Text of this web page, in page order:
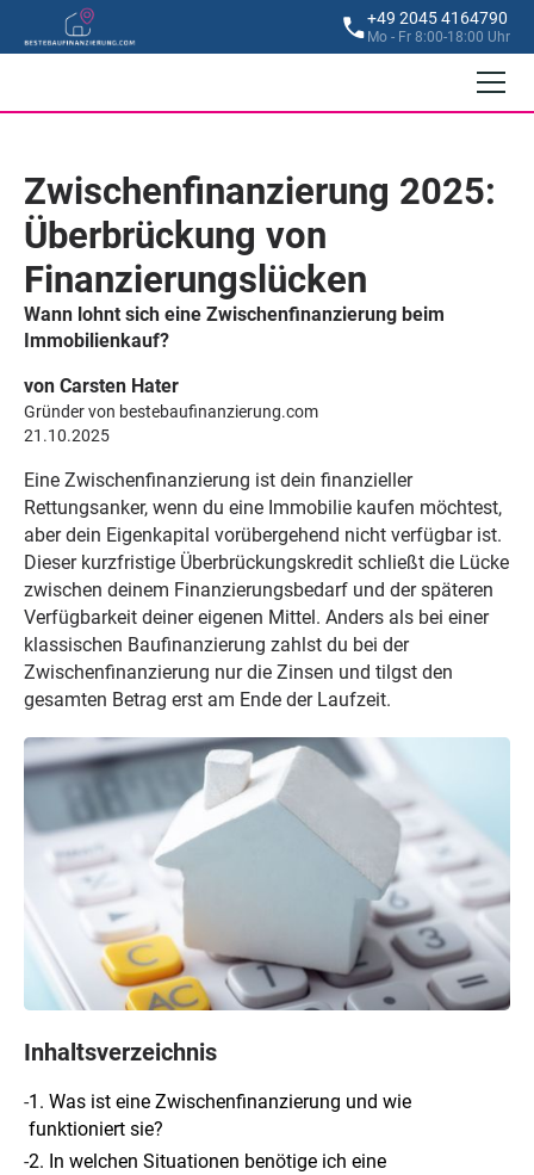
+49 2045 4164790
Mo - Fr 8:00-18:00 Uhr
Zwischenfinanzierung 2025:
Überbrückung von
Finanzierungslücken
Wann lohnt sich eine Zwischenfinanzierung beim
Immobilienkauf?
von Carsten Hater
Gründer von bestebaufinanzierung.com
21.10.2025
Eine Zwischenfinanzierung ist dein finanzieller
Rettungsanker, wenn du eine Immobilie kaufen möchtest,
aber dein Eigenkapital vorübergehend nicht verfügbar ist.
Dieser kurzfristige Überbrückungskredit schließt die Lücke
zwischen deinem Finanzierungsbedarf und der späteren
Verfügbarkeit deiner eigenen Mittel. Anders als bei einer
klassischen Baufinanzierung zahlst du bei der
Zwischenfinanzierung nur die Zinsen und tilgst den
gesamten Betrag erst am Ende der Laufzeit.
Inhaltsverzeichnis
-1. Was ist eine Zwischenfinanzierung und wie
funktioniert sie?
-2. In welchen Situationen benötige ich eine